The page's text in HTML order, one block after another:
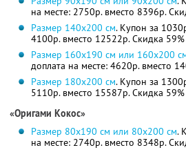
на месте: 2750р. вместо 8396р.
Размер 140х200 см. Купон за
4100р. вместо 12522р.Скидка 59%
Размер 160х190 cм или 160х200
доплата на месте: 4620р. вместо
Размер 180х200 см. Купон за
5110р. вместо 15587р.Скидка 59%
«Оригами Кокос»
Размер 80х190 cм или 80х200 см.
на месте: 2740р. вместо 8348р.